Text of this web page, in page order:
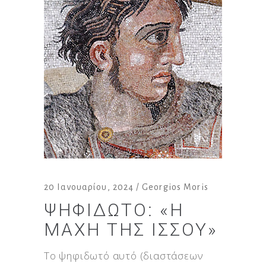
20 Ιανουαρίου, 2024 Georgios Moris
ΨΗΦΙΔΩΤΌ: «Η
ΜΆΧΗ ΤΗΣ ΙΣΣΟΎ»
Το ψηφιδωτό αυτό (διαστάσεων